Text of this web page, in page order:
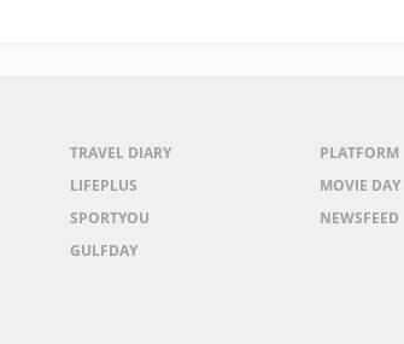
TRAVEL DIARY
LIFEPLUS
SPORTYOU
GULFDAY
PLATFORM
MOVIE DAY
NEWSFEED